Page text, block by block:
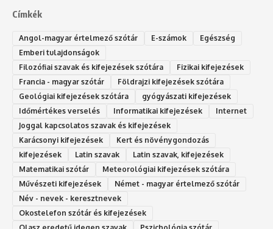
Címkék
Angol-magyar értelmező szótár E-számok
Egészség
Emberi tulajdonságok
Filozófiai szavak és kifejezések szótára
Fizikai kifejezések
Francia - magyar szótár
Földrajzi kifejezések szótára
Geológiai kifejezések szótára
gyógyászati kifejezések
Időmértékes verselés
Informatikai kifejezések
Internet
Joggal kapcsolatos szavak és kifejezések
Karácsonyi kifejezések
Kert és növénygondozás
kifejezések
Latin szavak
Latin szavak, kifejezések
Matematikai szótár
Meteorológiai kifejezések szótára
Művészeti kifejezések
Német - magyar értelmező szótár
Név - nevek - keresztnevek
Okostelefon szótár és kifejezések